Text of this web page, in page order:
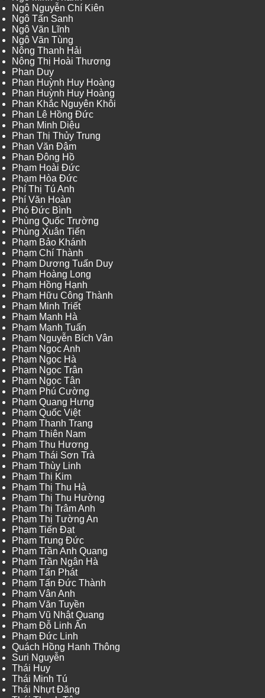
Ngô Nguyễn Chí Kiên
Ngô Tấn Sanh
Ngô Văn Lĩnh
Ngô Văn Tùng
Nông Thanh Hải
Nông Thị Hoài Thương
Phan Duy
Phan Huỳnh Huy Hoàng
Phan Huỳnh Huy Hoàng
Phan Khắc Nguyên Khôi
Phan Lê Hồng Đức
Phan Minh Diệu
Phan Thị Thủy Trung
Phan Văn Đậm
Phan Đông Hồ
Phạm Hoài Đức
Phạm Hòa Đức
Phí Thị Tú Anh
Phí Văn Hoàn
Phó Đức Bình
Phùng Quốc Trường
Phùng Xuân Tiến
Phạm Bảo Khánh
Phạm Chí Thành
Phạm Dương Tuấn Duy
Phạm Hoàng Long
Phạm Hồng Hạnh
Phạm Hữu Công Thành
Phạm Minh Triết
Phạm Mạnh Hà
Phạm Mạnh Tuấn
Phạm Nguyễn Bích Vân
Phạm Ngọc Anh
Phạm Ngọc Hà
Phạm Ngọc Trân
Phạm Ngọc Tân
Phạm Phú Cường
Phạm Quang Hưng
Phạm Quốc Việt
Phạm Thanh Trang
Phạm Thiên Nam
Phạm Thu Hương
Phạm Thái Sơn Trà
Phạm Thùy Linh
Phạm Thị Kim
Phạm Thị Thu Hà
Phạm Thị Thu Hường
Phạm Thị Trâm Anh
Phạm Thị Tường An
Phạm Tiến Đạt
Phạm Trung Đức
Phạm Trần Anh Quang
Phạm Trần Ngân Hà
Phạm Tấn Phát
Phạm Tấn Đức Thành
Phạm Vân Anh
Phạm Văn Tuyền
Phạm Vũ Nhật Quang
Phạm Đỗ Linh Ấn
Phạm Đức Linh
Quách Hồng Hanh Thông
Suri Nguyễn
Thái Huy
Thái Minh Tú
Thái Nhựt Đăng